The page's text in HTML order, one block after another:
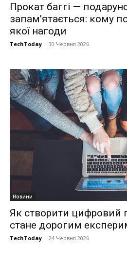
Прокат баггі —
запам’ятається: кому
якої нагоди
TechToday - 30 Червня 2026
Новини
Як створити цифровий
стане дорогим
TechToday - 24 Червня 2026